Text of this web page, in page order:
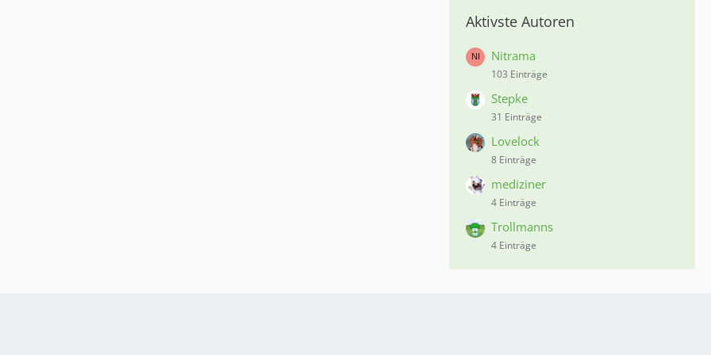
Aktivste Autoren
Nitrama
103 Einträge
Stepke
31 Einträge
Lovelock
8 Einträge
mediziner
4 Einträge
Trollmanns
4 Einträge